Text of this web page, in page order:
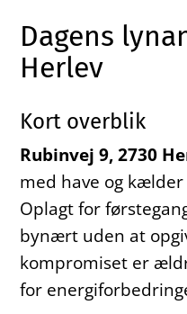
Dagens
Herlev
Kort overblik
Rubinvej 9, 2730
med have og
Oplagt for
bynært uden at
kompromiset er
for